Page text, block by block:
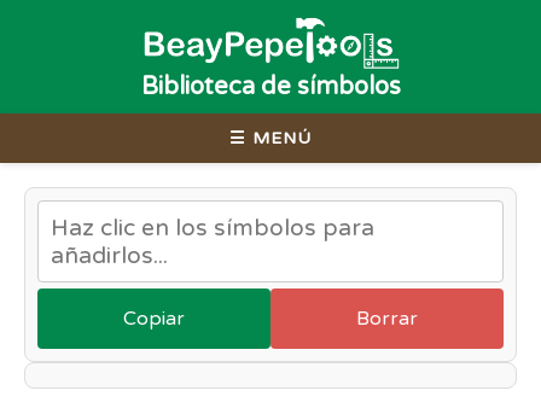
Biblioteca de símbolos
☰ MENÚ
Copiar Borrar